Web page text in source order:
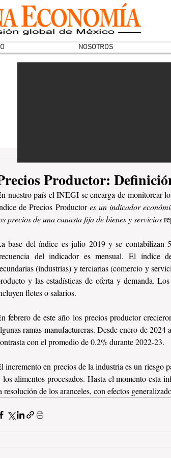
NOSOTROS
Productor:
nuestro país el INEGI se encarga de monitorear
de Precios Productor es un indicador
precios de una canasta fija de bienes y servicios
base del índice es julio 2019 y se contabilizan
del indicador es mensual. El índice
(industrias) y terciarias (comercio y
y las estadísticas de oferta y demanda.
fletes o salarios.
febrero de este año los precios productor
ramas manufactureras. Desde enero de
con el promedio de 0.2% durante 2022-23.
incremento en precios de la industria es un riesgo
los alimentos procesados. Hasta el momento esta
resolución de los aranceles, con efectos